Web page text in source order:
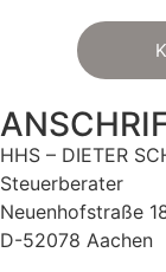
HHS – DIETER
Steuerberater
Neuenhofstraße
D-52078 Aachen